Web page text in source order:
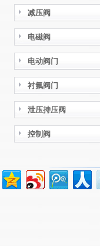
减压阀
电磁阀
电动阀门
衬氟阀门
泄压持压阀
控制阀